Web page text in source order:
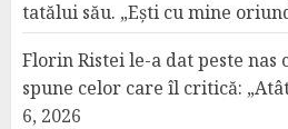
tatălui său. „Ești cu mine
Florin Ristei le-a dat peste nas
spune celor care îl critică:
6, 2026